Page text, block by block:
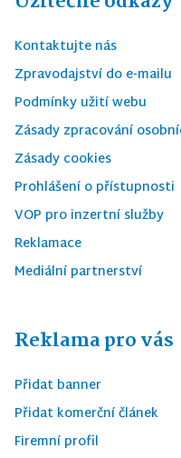
Kontaktujte nás
Zpravodajství do e-mailu
Podmínky užití webu
Zásady zpracování
Zásady cookies
Prohlášení o přístupnosti
VOP pro inzertní služby
Reklamace
Mediální partnerství
Reklama pro vás
Přidat banner
Přidat komerční článek
Firemní profil